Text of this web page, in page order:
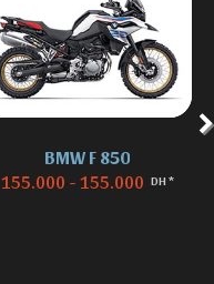
BMW F 850
155.000 - 155.000 DH *